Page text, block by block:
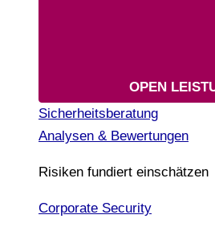
OPEN
Sicherheitsberatung
Analysen & Bewertungen
Risiken fundiert einschätzen
Corporate Security